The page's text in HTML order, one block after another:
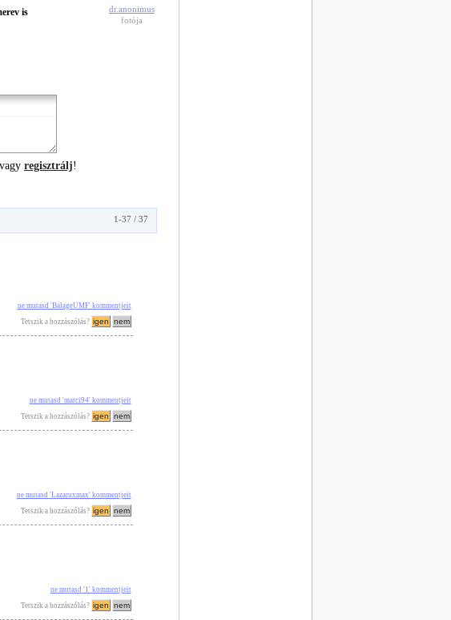
is
dr.anonimus
fotója
vagy regisztrálj!
1-37 / 37
ne mutasd 'BalageUMF' kommentjeit
Tetszik a hozzászólás?
ne mutasd 'marci94' kommentjeit
Tetszik a hozzászólás?
ne mutasd 'Lazaruxmax' kommentjeit
Tetszik a hozzászólás?
ne mutasd '1' kommentjeit
Tetszik a hozzászólás?